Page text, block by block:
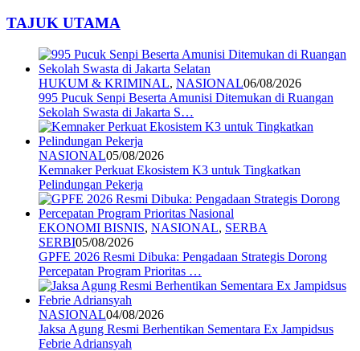
TAJUK UTAMA
HUKUM & KRIMINAL, NASIONAL06/08/2026
995 Pucuk Senpi Beserta Amunisi Ditemukan di Ruangan
Sekolah Swasta di Jakarta S…
NASIONAL05/08/2026
Kemnaker Perkuat Ekosistem K3 untuk Tingkatkan
Pelindungan Pekerja
EKONOMI BISNIS, NASIONAL, SERBA
SERBI05/08/2026
GPFE 2026 Resmi Dibuka: Pengadaan Strategis Dorong
Percepatan Program Prioritas …
NASIONAL04/08/2026
Jaksa Agung Resmi Berhentikan Sementara Ex Jampidsus
Febrie Adriansyah